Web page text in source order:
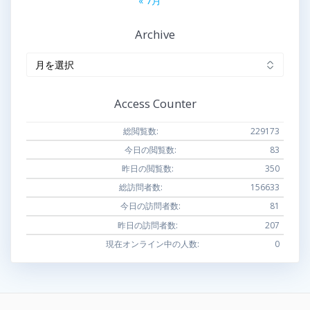
Archive
Access Counter
229173
総閲覧数:
83
今日の閲覧数:
350
昨日の閲覧数:
156633
総訪問者数:
81
今日の訪問者数:
207
昨日の訪問者数:
0
現在オンライン中の人数: